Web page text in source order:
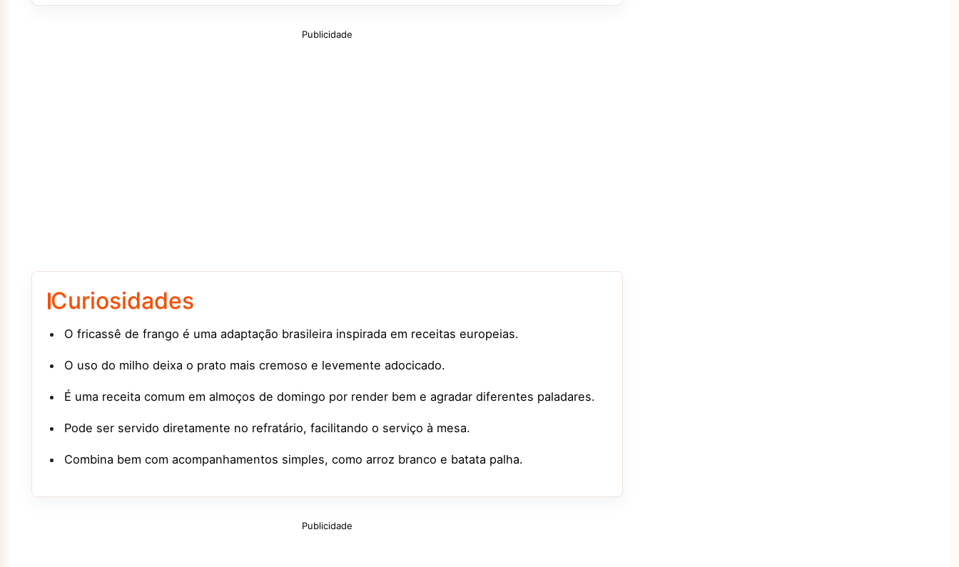
Publicidade
Curiosidades
O fricassê de frango é uma adaptação brasileira inspirada em receitas europeias.
O uso do milho deixa o prato mais cremoso e levemente adocicado.
É uma receita comum em almoços de domingo por render bem e agradar diferentes paladares.
Pode ser servido diretamente no refratário, facilitando o serviço à mesa.
Combina bem com acompanhamentos simples, como arroz branco e batata palha.
Publicidade